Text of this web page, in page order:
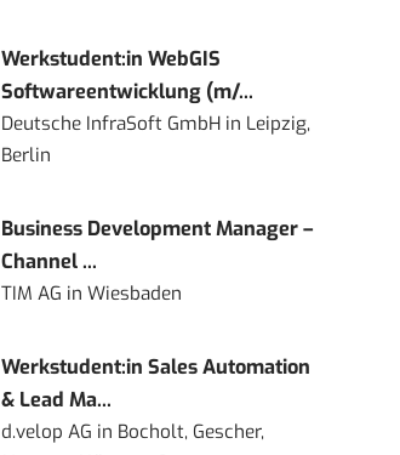
Werkstudent:in WebGIS
Softwareentwicklung (m/...
Deutsche InfraSoft GmbH in Leipzig,
Berlin
Business Development Manager –
Channel ...
TIM AG inWiesbaden
Werkstudent:in Sales Automation
& Lead Ma...
d.velop AG in Bocholt, Gescher,